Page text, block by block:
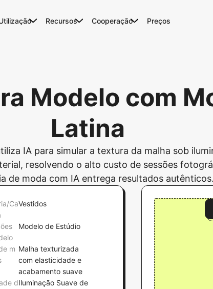
Recursos Cooperação Preços
Modelo com
Latina
IA para simular a textura da malha sob
resolvendo o alto custo de sessões
de moda com IA entrega resultados autênticos.
CaVestidos
Modelo de Estúdio
m Malha texturizada
com elasticidade e
acabamento suave
dIluminação Suave de